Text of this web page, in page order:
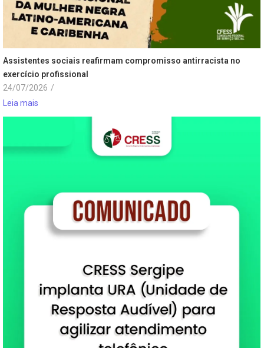
Assistentes sociais reafirmam compromisso antirracista no
exercício profissional
24/07/2026 /
Leia mais